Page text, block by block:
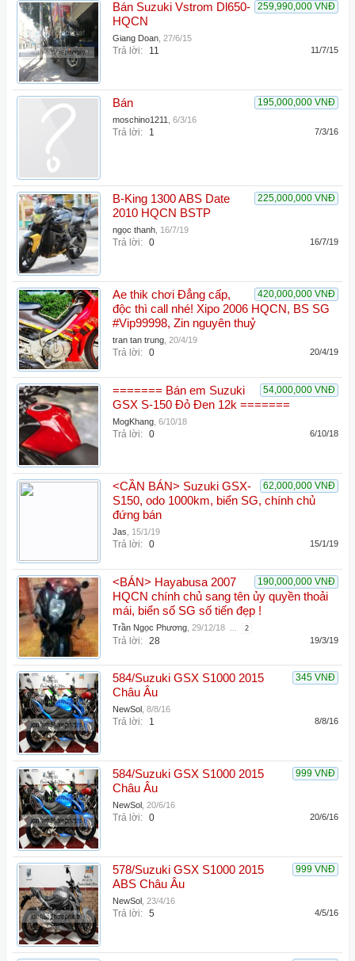
259,990,000 VNĐ
Bán Suzuki Vstrom Dl650-
HQCN
Giang Doan 27/6/15
Trả lời: 11 11/7/15
195,000,000 VNĐ
Bán
moschino1211 6/3/16
Trả lời: 1 7/3/16
225,000,000 VNĐ
B-King 1300 ABS Date
2010 HQCN BSTP
ngọc thanh 16/7/19
Trả lời: 0 16/7/19
420,000,000 VNĐ
Ae thik chơi Đẳng cấp,
độc thì call nhé! Xipo 2006 HQCN, BS SG
#Vip99998, Zin nguyên thuỷ
tran tan trung 20/4/19
Trả lời: 0 20/4/19
54,000,000 VNĐ
======= Bán em Suzuki
GSX S-150 Đỏ Đen 12k =======
MogKhang 6/10/18
Trả lời: 0 6/10/18
62,000,000 VNĐ
<CẦN BÁN> Suzuki GSX-
S150, odo 1000km, biển SG, chính chủ
đứng bán
Jas 15/1/19
Trả lời: 0 15/1/19
190,000,000 VNĐ
<BÁN> Hayabusa 2007
HQCN chính chủ sang tên ủy quyền thoải
mái, biển số SG số tiến đẹp !
Trần Ngọc Phương 29/12/18 ... 2
Trả lời: 28 19/3/19
345 VNĐ
584/Suzuki GSX S1000 2015
Châu Âu
NewSol 8/8/16
Trả lời: 1 8/8/16
999 VNĐ
584/Suzuki GSX S1000 2015
Châu Âu
NewSol 20/6/16
Trả lời: 0 20/6/16
999 VNĐ
578/Suzuki GSX S1000 2015
ABS Châu Âu
NewSol 23/4/16
Trả lời: 5 4/5/16